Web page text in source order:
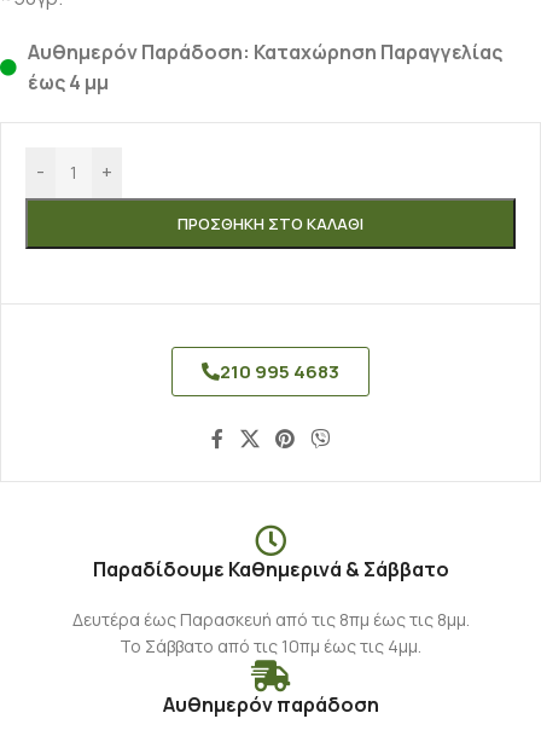
Αυθημερόν Παράδοση: Καταχώρηση Παραγγελίας
έως 4 μμ
- +
ΠΡΟΣΘΉΚΗ ΣΤΟ ΚΑΛΆΘΙ
210 995 4683
Παραδίδουμε Καθημερινά & Σάββατο
Δευτέρα έως Παρασκευή από τις 8πμ έως τις 8μμ.
Το Σάββατο από τις 10πμ έως τις 4μμ.
Αυθημερόν παράδοση